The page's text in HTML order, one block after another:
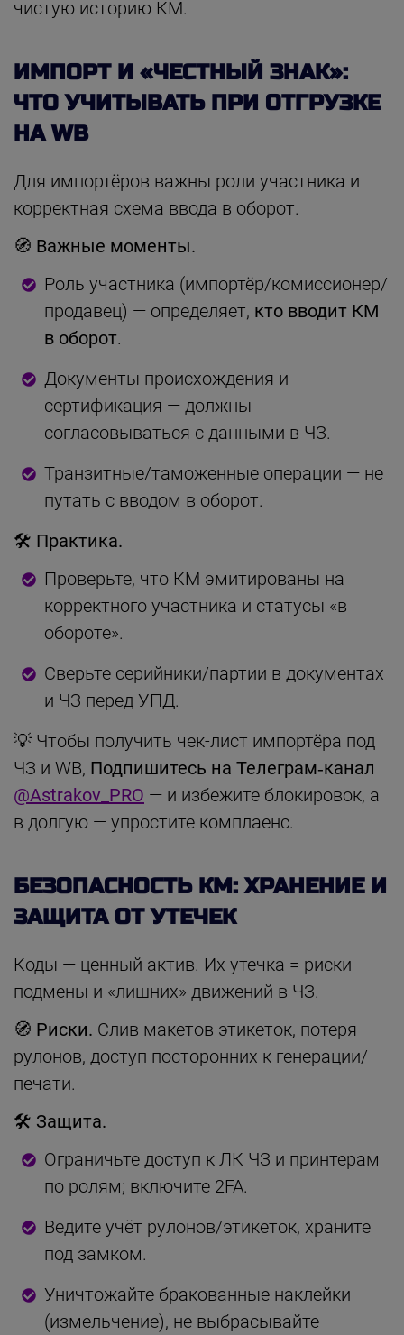
чистую историю КМ.
ИМПОРТ И «ЧЕСТНЫЙ ЗНАК»:
ЧТО УЧИТЫВАТЬ ПРИ ОТГРУЗКЕ
НА WB
Для импортёров важны роли участника и
корректная схема ввода в оборот.
🧭 Важные моменты.
Роль участника (импортёр/комиссионер/
продавец) — определяет, кто вводит КМ
в оборот.
Документы происхождения и
сертификация — должны
согласовываться с данными в ЧЗ.
Транзитные/таможенные операции — не
путать с вводом в оборот.
🛠 Практика.
Проверьте, что КМ эмитированы на
корректного участника и статусы «в
обороте».
Сверьте серийники/партии в документах
и ЧЗ перед УПД.
💡 Чтобы получить чек-лист импортёра под
ЧЗ и WB, Подпишитесь на Телеграм‑канал
@Astrakov_PRO — и избежите блокировок, а
в долгую — упростите комплаенс.
БЕЗОПАСНОСТЬ КМ: ХРАНЕНИЕ И
ЗАЩИТА ОТ УТЕЧЕК
Коды — ценный актив. Их утечка = риски
подмены и «лишних» движений в ЧЗ.
🧭 Риски. Слив макетов этикеток, потеря
рулонов, доступ посторонних к генерации/
печати.
🛠 Защита.
Ограничьте доступ к ЛК ЧЗ и принтерам
по ролям; включите 2FA.
Ведите учёт рулонов/этикеток, храните
под замком.
Уничтожайте бракованные наклейки
(измельчение), не выбрасывайте